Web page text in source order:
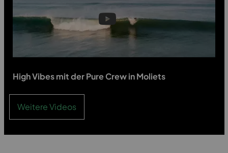
High Vibes mit der Pure Crew in Moliets
Weitere Videos